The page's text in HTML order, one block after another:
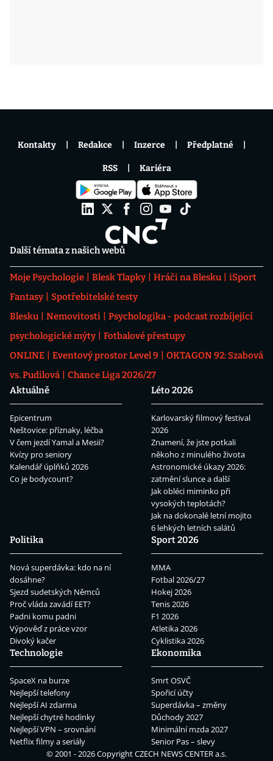
Další témata z našich webů
Moje Psychologie Blesk Tlapky Hráči na Blesku
iSport
Fantasy
Spotřebitelské testy
Blesku
Nemovitosti
Psychologika - podcast rozbíjející
psychologické mýty
Fotbalové přestupy
ONLINE
Eventový prostor Level 9
OKTAGON 92: Szabová
vs. Pudilová
Chance Liga 2026/27
Aktuálně
Epicentrum
Neštovice: příznaky, léčba
V čem jezdí Yamal a Mesii?
Kvízy pro seniory
Kalendář úplňků 2026
Co je bodycount?
Léto 2026
Karlovarský filmový festival
2026
Znamení, že jste potkali
někoho z minulého života
Astronomické úkazy 2026:
zatmění slunce a další
Jak obléci miminko při
vysokých teplotách?
Jak na dokonalé letní mojito
6 lehkých letních salátů
Politika
Nová superdávka: kdo na ní
dosáhne?
Sjezd sudetských Němců
Proč vláda zavádí EET?
Padni komu padni
Výpověď z práce vzor
Divoký kačer
Sport 2026
MMA
Fotbal 2026/27
Hokej 2026
Tenis 2026
F1 2026
Atletika 2026
Cyklistika 2026
Technologie
SpaceX na burze
Nejlepší telefony
Nejlepší AI zdarma
Nejlepší chytré hodinky
Nejlepší VPN – srovnání
Netflix filmy a seriály
Ekonomika
Smrt OSVČ
Spořicí účty
Superdávka – změny
Důchody 2027
Minimální mzda 2027
Senior Pas – slevy
Kontakty Redakce Inzerce Předplatné
RSS Kariéra
© 2001 - 2026 CopyrightCZECH NEWS CENTER a.s.